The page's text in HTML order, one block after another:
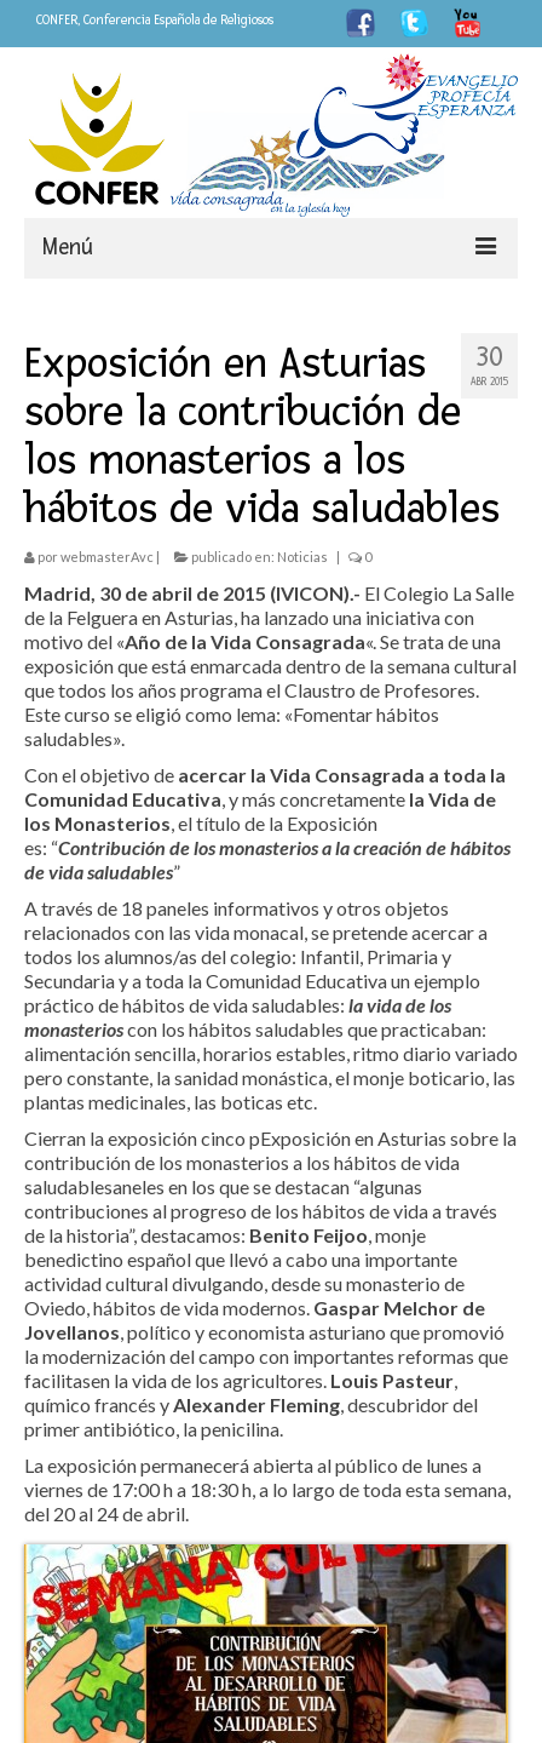
CONFER, Conferencia Española de Religiosos
Menú
CONFER
LOGO Año de la Vida Consagrada
«Fieles»
Personas que dejan huella
Vivimos
Eventos en RyD
Ecos de las Jornadas
Exposiciones de la Vida Consagrada
Lenguajes
Materiales del Año de la Vida Consagrada
Celebramos
Vigilia de Oración
Cadena de Oración en las RyD
30
ABR 2015
Exposición en Asturias
sobre la contribución de
los monasterios a los
hábitos de vida saludables
porwebmasterAvc publicado en: Noticias 0
Madrid, 30 de abril de 2015 (IVICON).- El Colegio La Salle
de la Felguera en Asturias, ha lanzado una iniciativa con
motivo del «Año de la Vida Consagrada«. Se trata de una
exposición que está enmarcada dentro de la semana cultural
que todos los años programa el Claustro de Profesores.
Este curso se eligió como lema: «Fomentar hábitos
saludables».
Con el objetivo de acercar la Vida Consagrada a toda la
Comunidad Educativa, y más concretamente la Vida de
los Monasterios, el título de la Exposición
es: “Contribución de los monasterios a la creación de hábitos
de vida saludables”
A través de 18 paneles informativos y otros objetos
relacionados con las vida monacal, se pretende acercar a
todos los alumnos/as del colegio: Infantil, Primaria y
Secundaria y a toda la Comunidad Educativa un ejemplo
práctico de hábitos de vida saludables: la vida de los
monasterioscon los hábitos saludables que practicaban:
alimentación sencilla, horarios estables, ritmo diario variado
pero constante, la sanidad monástica, el monje boticario, las
plantas medicinales, las boticas etc.
Cierran la exposición cinco pExposición en Asturias sobre la
contribución de los monasterios a los hábitos de vida
saludablesaneles en los que se destacan “algunas
contribuciones al progreso de los hábitos de vida a través
de la historia”, destacamos: Benito Feijoo, monje
benedictino español que llevó a cabo una importante
actividad cultural divulgando, desde su monasterio de
Oviedo, hábitos de vida modernos. Gaspar Melchor de
Jovellanos, político y economista asturiano que promovió
la modernización del campo con importantes reformas que
facilitasen la vida de los agricultores. Louis Pasteur,
químico francés yAlexander Fleming, descubridor del
primer antibiótico, la penicilina.
La exposición permanecerá abierta al público de lunes a
viernes de 17:00 h a 18:30 h, a lo largo de toda esta semana,
del 20 al 24 de abril.